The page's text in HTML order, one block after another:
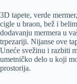
3D tapete, verde
cigle u braon, bež i
dodavanju mermera u
trpezariji. Nijanse ove
Uneće svežinu i razbiti
umetničko delo u koji
prostorija.